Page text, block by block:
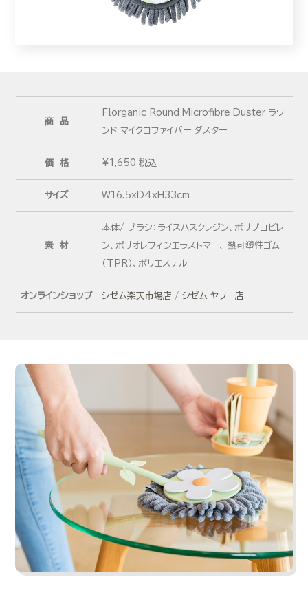
商 品
Florganic Round Microfibre Duster ラウ
ンド マイクロファイバー ダスター
価 格 ¥1,650 税込
サイズ W16.5xD4xH33cm
素 材
本体/ ブラシ：ライスハスクレジン、ポリプロピレ
ン、ポリオレフィンエラストマー、 熱可塑性ゴム
（TPR）、ポリエステル
オンラインショップ シゼム楽天市場店 / シゼム ヤフー店